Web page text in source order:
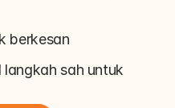
berkesan
langkah sah untuk